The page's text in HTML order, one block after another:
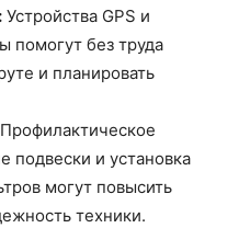
Устройства GPS и
помогут без труда
и планировать
Профилактическое
подвески и установка
могут повысить
техники.